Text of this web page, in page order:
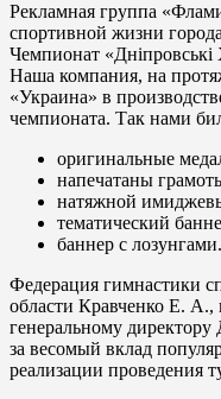
Рекламная группа
спортивной жизни
Чемпионат
Наша компания, на
«Украина» в
чемпионата. Так нами
оригинальные
напечатаны
натяжной
тематический
баннер с лозунгами.
Федерация гимнастики
области Кравченко Е. А.,
генеральному
за весомый вклад
реализации проведения